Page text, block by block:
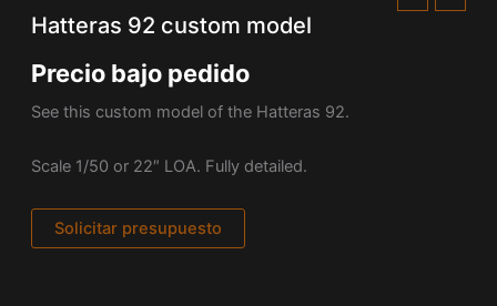
Hatteras 92 custom model
Precio bajo pedido
See this custom model of the Hatteras 92.
Scale 1/50 or 22″ LOA. Fully detailed.
Solicitar presupuesto